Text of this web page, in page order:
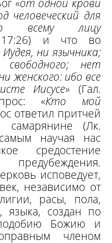
«от одной крови
человеческий для
всему лицу
и что во
ни язычника;
нет
женского: ибо все
Иисусе» (Гал.
«Кто мой
ответил притчей
самарянине (Лк.
научая нас
средостение
исповедует,
независимо от
расы, пола,
языка, создан по
Божию и
членом